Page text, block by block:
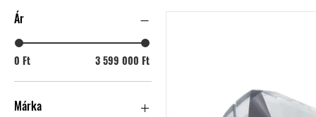
Ár
0 Ft 3 599 000 Ft
Márka